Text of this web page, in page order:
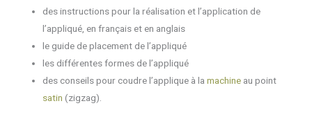
des instructions pour la réalisation et l’application de
l’appliqué, en français et en anglais
le guide de placement de l’appliqué
les différentes formes de l’appliqué
des conseils pour coudre l’applique à lamachine au point
satin (zigzag).